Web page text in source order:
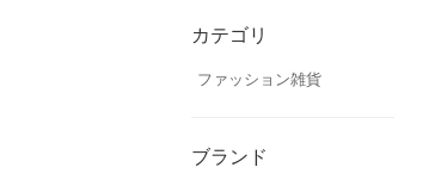
カテゴリ
ファッション雑貨
ブランド